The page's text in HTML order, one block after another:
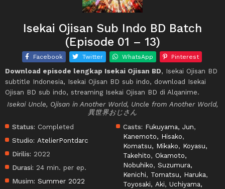
Isekai Ojisan Sub Indo BD Batch
(Episode 01 – 13)
Facebook Twitter WhatsApp Pinterest
Download episode lengkap Isekai Ojisan BD, Isekai Ojisan BD
subtitle Indonesia, Isekai Ojisan BD sub indo, download Isekai
Ojisan BD sub indo, streaming Isekai Ojisan BD di Alqanime.
Isekai Uncle, Ojisan in Another World, Uncle from Another World,
異世界おじさん
Status: Completed
Studio: AtelierPontdarc
Dirilis: 2022
Durasi: 24 min. per ep.
Musim: Summer 2022
Casts: Fukuyama, Jun,
Kanemoto, Hisako,
Komatsu, Mikako, Koyasu,
Takehito, Okamoto,
Nobuhiko,Suzumura,
Kenichi, Tomatsu, Haruka,
Toyosaki, Aki,Uchiyama,